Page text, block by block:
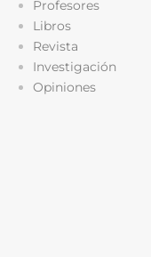
Profesores
Libros
Revista
Investigación
Opiniones